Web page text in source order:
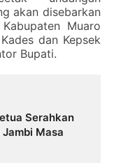
akan disebarkan
Muaro
dan Kepsek
Bupati.
Serahkan
Masa